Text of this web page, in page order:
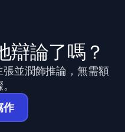
辯論了嗎？
並潤飾推論，無需額
作